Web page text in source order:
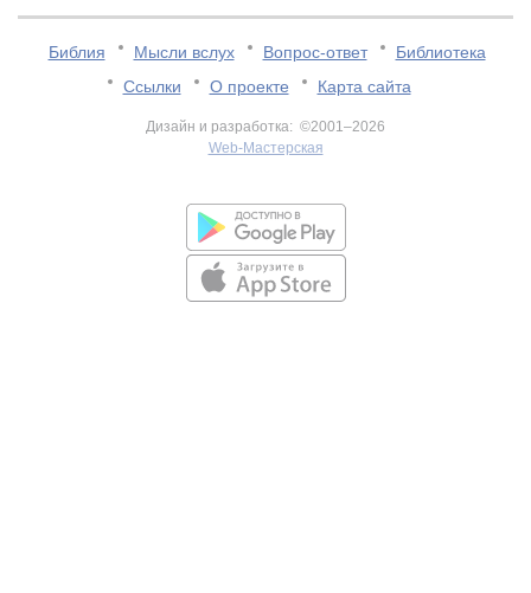
Библия Мысли вслух Вопрос-ответ
Библиотека
Ссылки
О проекте Карта сайта
Дизайн и разработка: ©2001–2026
Web-Мастерская